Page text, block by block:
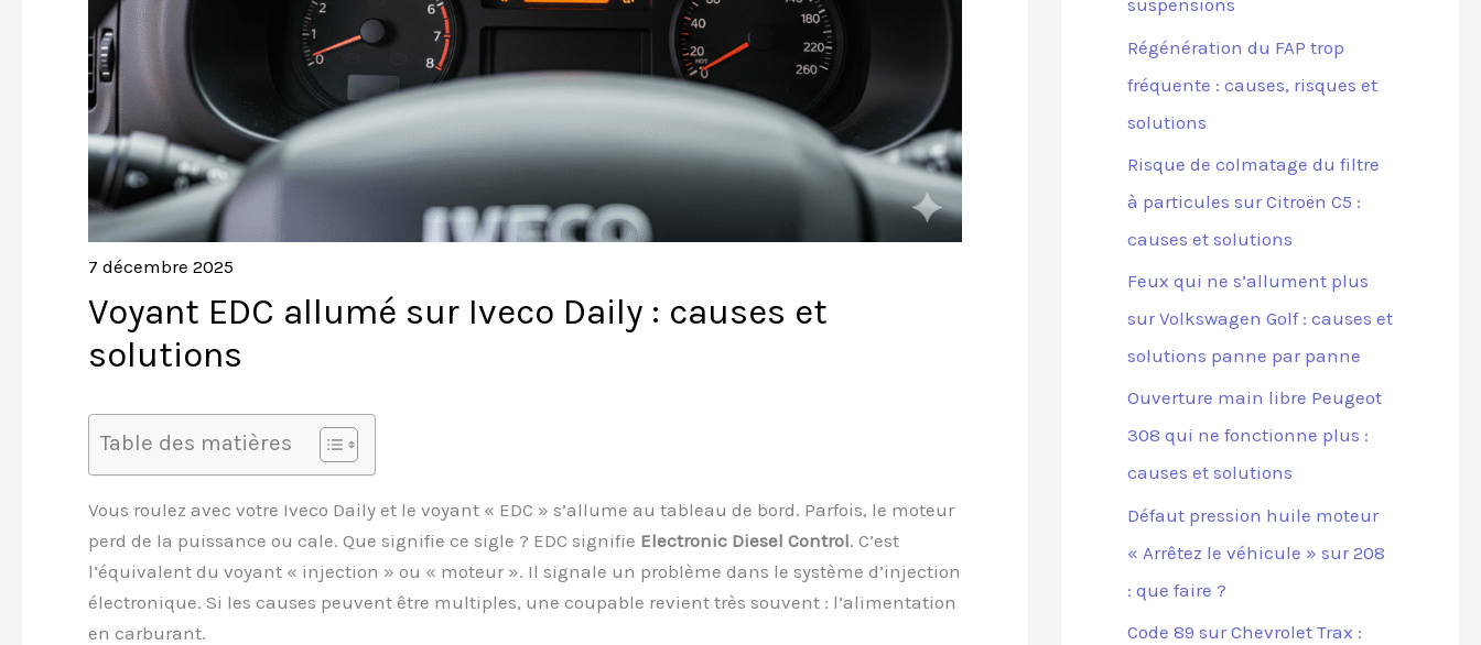
7 décembre 2025
Voyant EDC allumé sur Iveco Daily : causes et
solutions
Table des matières
Vous roulez avec votre Iveco Daily et le voyant « EDC » s’allume au tableau de bord. Parfois, le moteur
perd de la puissance ou cale. Que signifie ce sigle ? EDC signifie Electronic Diesel Control. C’est
l’équivalent du voyant « injection » ou « moteur ». Il signale un problème dans le système d’injection
électronique. Si les causes peuvent être multiples, une coupable revient très souvent : l’alimentation
en carburant.
suspensions
Régénération du FAP trop
fréquente : causes, risques et
solutions
Risque de colmatage du filtre
à particules sur Citroën C5 :
causes et solutions
Feux qui ne s’allument plus
sur Volkswagen Golf : causes et
solutions panne par panne
Ouverture main libre Peugeot
308 qui ne fonctionne plus :
causes et solutions
Défaut pression huile moteur
« Arrêtez le véhicule » sur 208
: que faire ?
Code 89 sur Chevrolet Trax :